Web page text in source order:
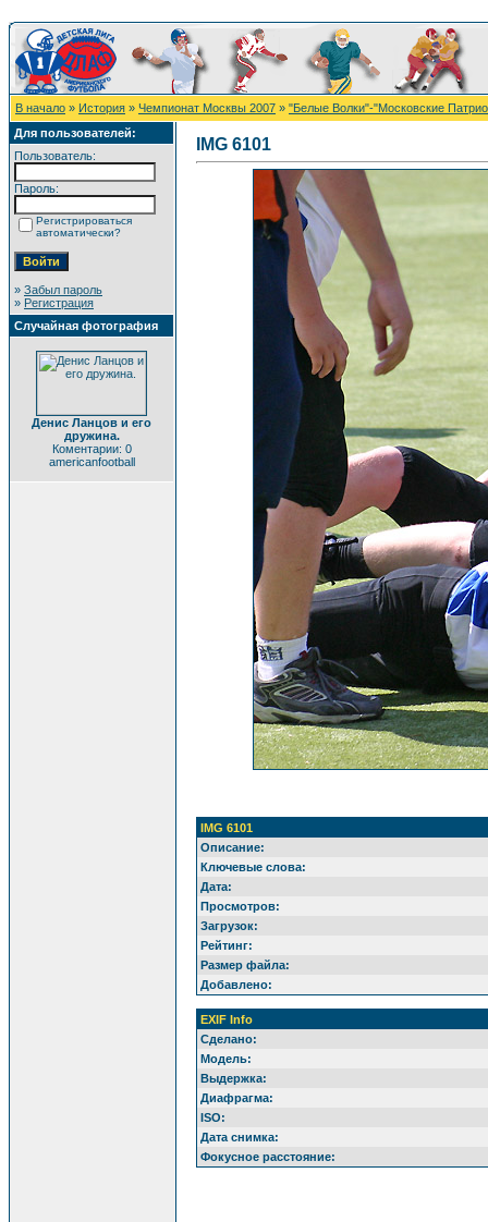
В начало » История » Чемпионат Москвы 2007 » "Белые Волки"-"Московские
Для пользователей:
Пользователь:
Пароль:
Регистрироваться
автоматически?
» Забыл пароль
» Регистрация
Случайная фотография
Денис Ланцов и его
дружина.
Коментарии: 0
americanfootball
IMG 6101
IMG 6101
Описание:
Ключевые слова:
Дата:
Просмотров:
Загрузок:
Рейтинг:
Размер файла:
Добавлено:
EXIF Info
Сделано:
Модель:
Выдержка:
Диафрагма:
ISO:
Дата снимка:
Фокусное расстояние: